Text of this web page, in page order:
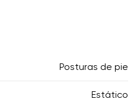
Posturas de pie
Estático